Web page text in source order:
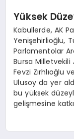
Yüksek
Kabullerde, AK
Yenişehirlioğlu,
Parlamentolar
Bursa Milletvekili
Fevzi Zırhlıoğlu
Ulusoy da yer
bu yüksek
gelişmesine